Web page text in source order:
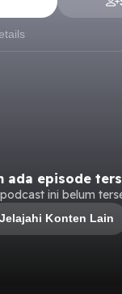
ada episode
ini belum
Jelajahi Konten Lain